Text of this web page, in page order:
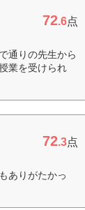
72.6点
通りの先生から
業を受けられ
72.3点
ありがたかっ